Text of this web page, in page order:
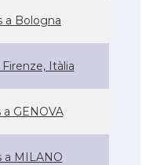
a Bologna
Itàlia
a GENOVA
a MILANO